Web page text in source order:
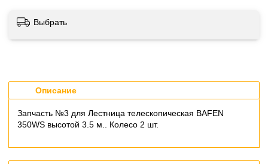
Выбрать
Описание
Запчасть №3 для Лестница телескопическая BAFEN
350WS высотой 3.5 м.. Колесо 2 шт.